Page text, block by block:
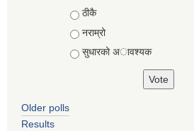
ठीकै
नराम्रो
सुधारको अावश्यक
Older polls
Results